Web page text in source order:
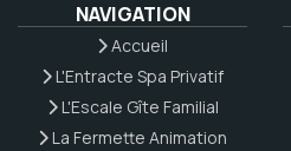
NAVIGATION
Accueil
L'Entracte Spa Privatif
L'Escale Gîte Familial
La Fermette Animation